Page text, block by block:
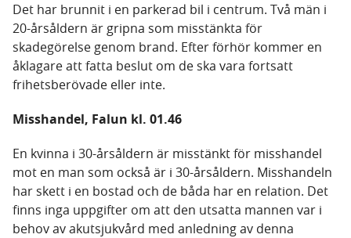
Det har brunnit i en parkerad bil i centrum. Två män i
20-årsåldern är gripna som misstänkta för
skadegörelse genom brand. Efter förhör kommer en
åklagare att fatta beslut om de ska vara fortsatt
frihetsberövade eller inte.
Misshandel, Falun kl. 01.46
En kvinna i 30-årsåldern är misstänkt för misshandel
mot en man som också är i 30-årsåldern. Misshandeln
har skett i en bostad och de båda har en relation. Det
finns inga uppgifter om att den utsatta mannen var i
behov av akutsjukvård med anledning av denna